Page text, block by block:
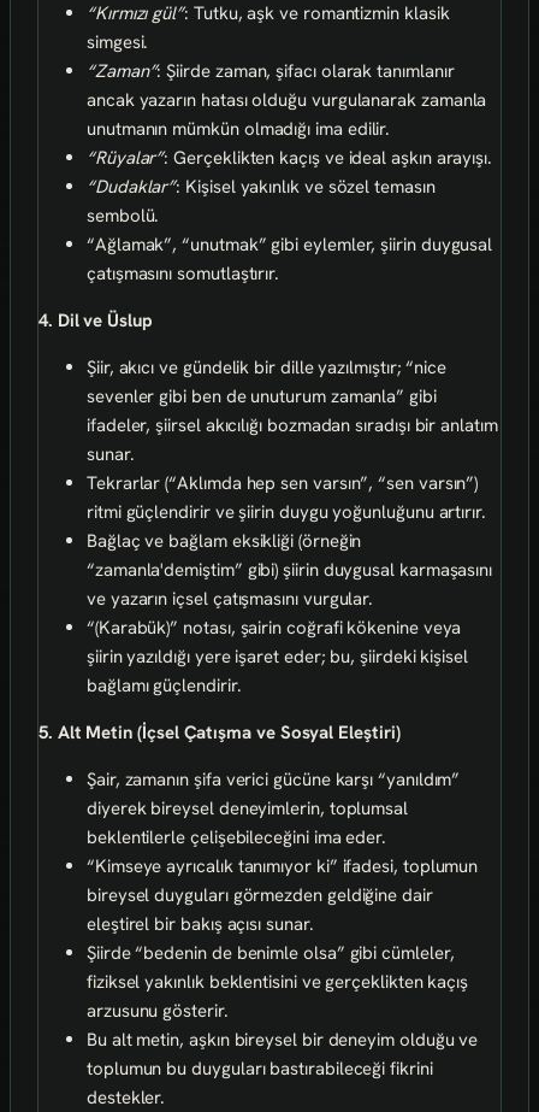
“Kırmızı gül”: Tutku, aşk ve romantizmin klasik
simgesi.
“Zaman”: Şiirde zaman, şifacı olarak tanımlanır
ancak yazarın hatası olduğu vurgulanarak zamanla
unutmanın mümkün olmadığı ima edilir.
“Rüyalar”: Gerçeklikten kaçış ve ideal aşkın arayışı.
“Dudaklar”: Kişisel yakınlık ve sözel temasın
sembolü.
“Ağlamak”, “unutmak” gibi eylemler, şiirin duygusal
çatışmasını somutlaştırır.
4. Dil ve Üslup
Şiir, akıcı ve gündelik bir dille yazılmıştır; “nice
sevenler gibi ben de unuturum zamanla” gibi
ifadeler, şiirsel akıcılığı bozmadan sıradışı bir anlatım
sunar.
Tekrarlar (“Aklımda hep sen varsın”, “sen varsın”)
ritmi güçlendirir ve şiirin duygu yoğunluğunu artırır.
Bağlaç ve bağlam eksikliği (örneğin
“zamanla'demiştim” gibi) şiirin duygusal karmaşasını
ve yazarın içsel çatışmasını vurgular.
“(Karabük)” notası, şairin coğrafi kökenine veya
şiirin yazıldığı yere işaret eder; bu, şiirdeki kişisel
bağlamı güçlendirir.
5. Alt Metin (İçsel Çatışma ve Sosyal Eleştiri)
Şair, zamanın şifa verici gücüne karşı “yanıldım”
diyerek bireysel deneyimlerin, toplumsal
beklentilerle çelişebileceğini ima eder.
“Kimseye ayrıcalık tanımıyor ki” ifadesi, toplumun
bireysel duyguları görmezden geldiğine dair
eleştirel bir bakış açısı sunar.
Şiirde “bedenin de benimle olsa” gibi cümleler,
fiziksel yakınlık beklentisini ve gerçeklikten kaçış
arzusunu gösterir.
Bu alt metin, aşkın bireysel bir deneyim olduğu ve
toplumun bu duyguları bastırabileceği fikrini
destekler.